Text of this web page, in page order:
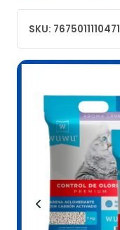
SKU: 7675011110471